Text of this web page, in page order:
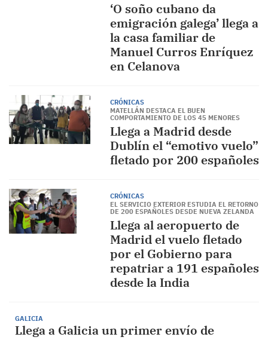
‘O soño cubano da
emigración galega’ llega a
la casa familiar de
Manuel Curros Enríquez
en Celanova
CRÓNICAS
MATELLÁN DESTACA EL BUEN
COMPORTAMIENTO DE LOS 45 MENORES
Llega a Madrid desde
Dublín el “emotivo vuelo”
fletado por 200 españoles
CRÓNICAS
EL SERVICIO EXTERIOR ESTUDIA EL RETORNO
DE 200 ESPAÑOLES DESDE NUEVA ZELANDA
Llega al aeropuerto de
Madrid el vuelo fletado
por el Gobierno para
repatriar a 191 españoles
desde la India
GALICIA
Llega a Galicia un primer envío de